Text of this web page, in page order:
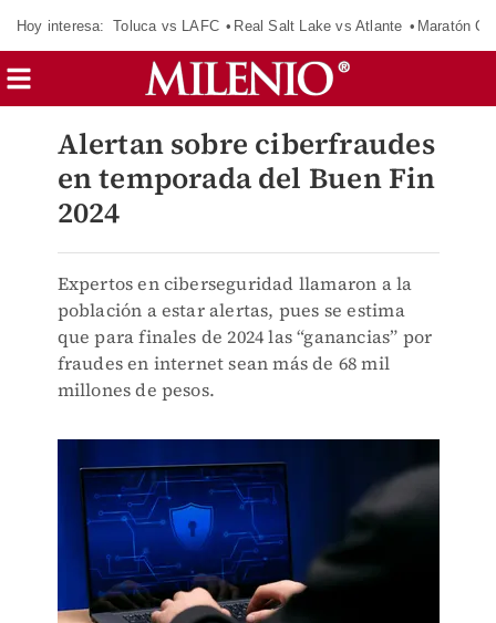
Hoy interesa: Toluca vs LAFC Real Salt Lake vs Atlante Maratón
Alertan sobre ciberfraudes
en temporada del Buen Fin
2024
Expertos en ciberseguridad llamaron a la
población a estar alertas, pues se estima
que para finales de 2024 las “ganancias” por
fraudes en internet sean más de 68 mil
millones de pesos.